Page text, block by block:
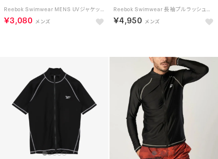
Reebok Swimwear MENS UVジャケット （ネイビー）
￥3,080
Reebok Swimwear 長袖プルラッシュガード （ネイビー）
￥4,950